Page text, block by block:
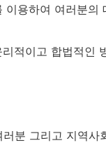
이용하여 여러분의
적이고 합법적인
분 그리고 지역사